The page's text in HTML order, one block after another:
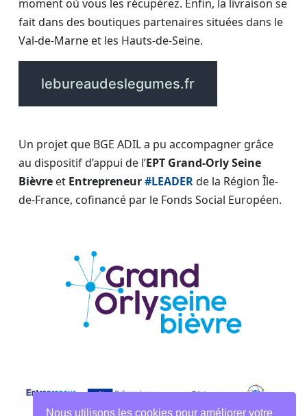
moment où vous les récupérez. Enfin, la livraison se
fait dans des boutiques partenaires situées dans le
Val-de-Marne et les Hauts-de-Seine.
lebureaudeslegumes.fr
Un projet que BGE ADIL a pu accompagner grâce
au dispositif d’appui de l’EPT Grand-Orly Seine
Bièvre et Entrepreneur#LEADERde la Région Île-
de-France, cofinancé par le Fonds Social Européen.
Nous utilisons les cookies pour améliorer votre